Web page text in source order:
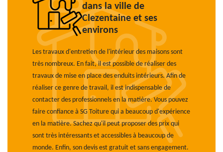
dans la ville de
Clezentaine et ses
environs
Les travaux d'entretien de l'intérieur des maisons sont
très nombreux. En fait, il est possible de réaliser des
travaux de mise en place des enduits intérieurs. Afin de
réaliser ce genre de travail, il est indispensable de
contacter des professionnels en la matière. Vous pouvez
faire confiance à SG Toiture qui a beaucoup d'expérience
en la matière. Sachez qu'il peut proposer des prix qui
sont très intéressants et accessibles à beaucoup de
monde. Enfin, son devis est gratuit et sans engagement.